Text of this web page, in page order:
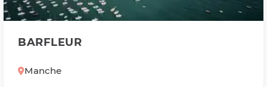
BARFLEUR
Manche